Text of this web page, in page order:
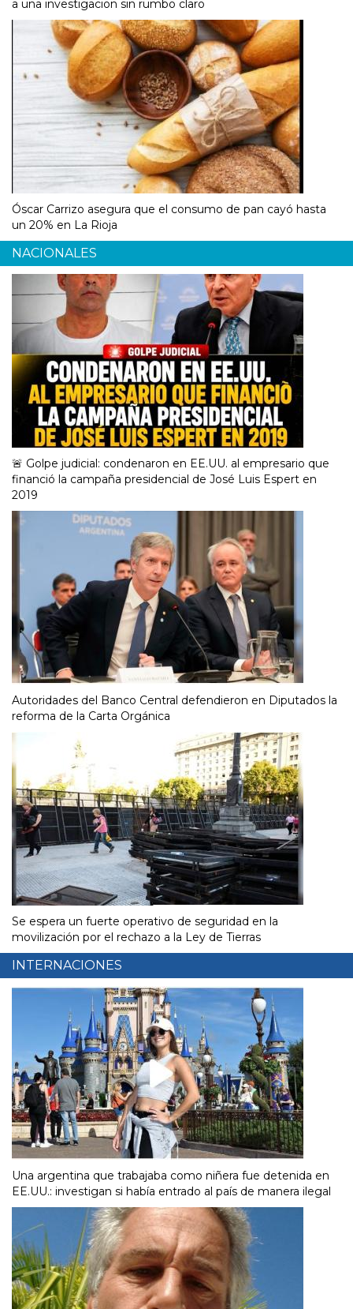
a una investigacion sin rumbo claro
Óscar Carrizo asegura que el consumo de pan cayó hasta
un 20% en La Rioja
NACIONALES
🚨 Golpe judicial: condenaron en EE.UU. al empresario que
financió la campaña presidencial de José Luis Espert en
2019
Autoridades del Banco Central defendieron en Diputados la
reforma de la Carta Orgánica
Se espera un fuerte operativo de seguridad en la
movilización por el rechazo a la Ley de Tierras
INTERNACIONES
Una argentina que trabajaba como niñera fue detenida en
EE.UU.: investigan si había entrado al país de manera ilegal